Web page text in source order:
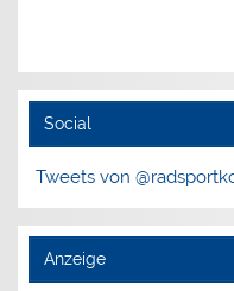
Social
Tweets von
Anzeige